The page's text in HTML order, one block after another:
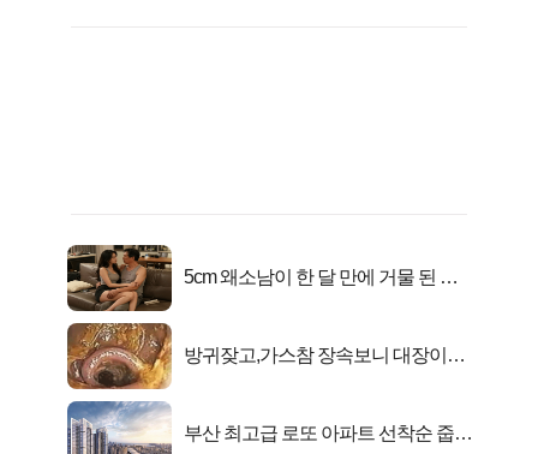
5cm 왜소남이 한 달 만에 거물 된 사
방귀잦고,가스참 장속보니 대장이아
부산 최고급 로또 아파트 선착순 줍줍